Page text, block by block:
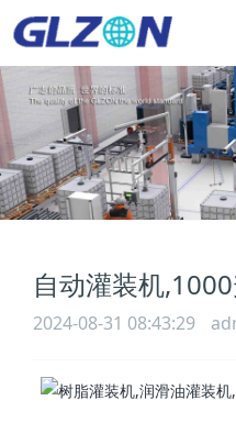
自动灌装机
2024-08-31 08:43:29